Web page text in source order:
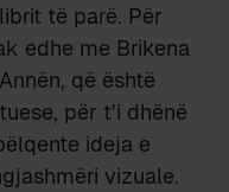
të parë. Për
edhe me Brikena
që është
për t’i dhënë
ideja e
vizuale.